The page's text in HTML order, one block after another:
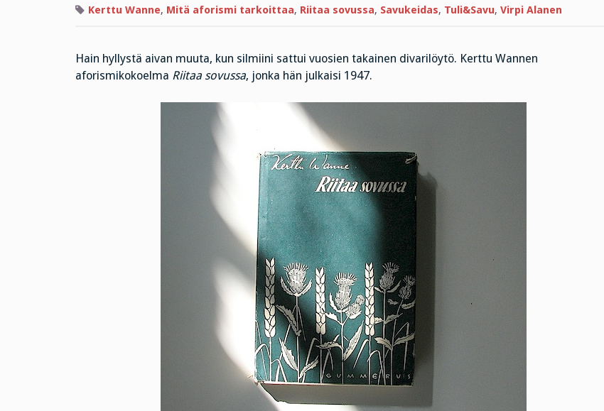
ei
Kerttu Wanne, Mitä aforismi tarkoittaa, Riitaa sovussa, Savukeidas, Tuli&Savu, Virpi Alanen
Hain hyllystä aivan muuta, kun silmiini sattui vuosien takainen divarilöytö. Kerttu Wannen
aforismikokoelma Riitaa sovussa, jonka hän julkaisi 1947.